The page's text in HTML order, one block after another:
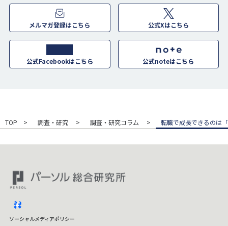
メルマガ登録はこちら 公式Xはこちら
公式Facebookはこちら 公式noteはこちら
TOP 調査・研究 調査・研究コラム 転職で成長できるのは
ソーシャルメディアポリシー